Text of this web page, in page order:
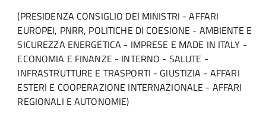
(PRESIDENZA CONSIGLIO DEI MINISTRI - AFFARI
EUROPEI, PNRR, POLITICHE DI COESIONE - AMBIENTE E
SICUREZZA ENERGETICA - IMPRESE E MADE IN ITALY -
ECONOMIA E FINANZE - INTERNO - SALUTE -
INFRASTRUTTURE E TRASPORTI - GIUSTIZIA - AFFARI
ESTERI E COOPERAZIONE INTERNAZIONALE - AFFARI
REGIONALI E AUTONOMIE)